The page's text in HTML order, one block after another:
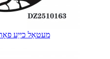
מעטאַל כייַע